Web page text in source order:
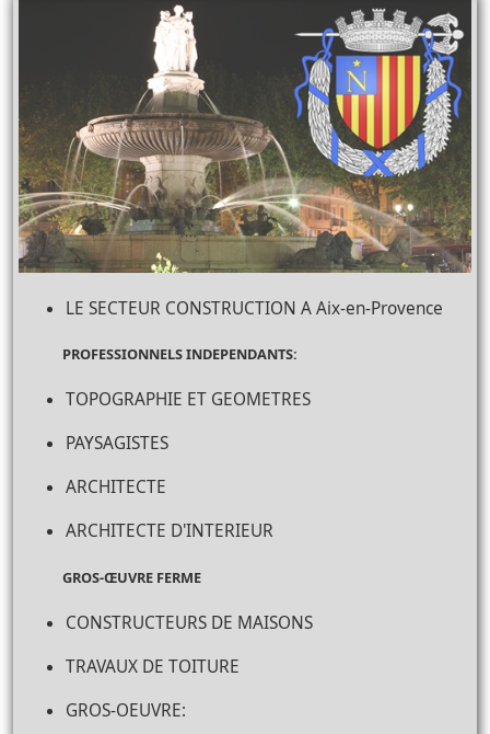
LE SECTEUR CONSTRUCTION A Aix-en-Provence
PROFESSIONNELS INDEPENDANTS:
TOPOGRAPHIE ET GEOMETRES
PAYSAGISTES
ARCHITECTE
ARCHITECTE D'INTERIEUR
GROS-ŒUVRE FERME
CONSTRUCTEURS DE MAISONS
TRAVAUX DE TOITURE
GROS-OEUVRE: